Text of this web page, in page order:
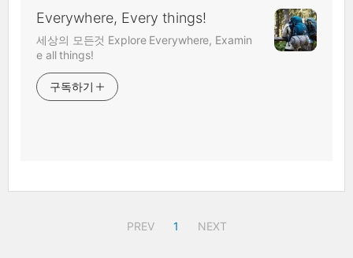
Everywhere, Every things!
세상의 모든것 Explore Everywhere, Examin
e all things!
구독하기
PREV 1 NEXT